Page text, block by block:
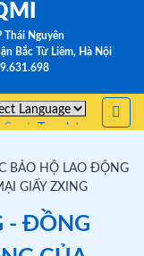
Thái Nguyên
Bắc Từ Liêm, Hà Nội
Translate
BẢO HỘ LAO ĐỘNG
GIẤY ZXING
- ĐỒNG